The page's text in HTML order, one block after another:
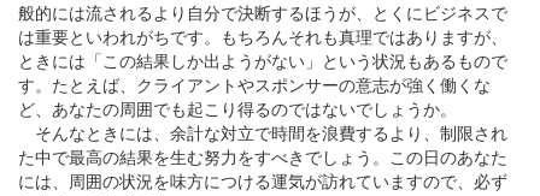
般的には流されるより自分で決断するほうが、とくにビジネスで
は重要といわれがちです。もちろんそれも真理ではありますが、
ときには「この結果しか出ようがない」という状況もあるもので
す。たとえば、クライアントやスポンサーの意志が強く働くな
ど、あなたの周囲でも起こり得るのではないでしょうか。
そんなときには、余計な対立で時間を浪費するより、制限され
た中で最高の結果を生む努力をすべきでしょう。この日のあなた
には、周囲の状況を味方につける運気が訪れていますので、必ず